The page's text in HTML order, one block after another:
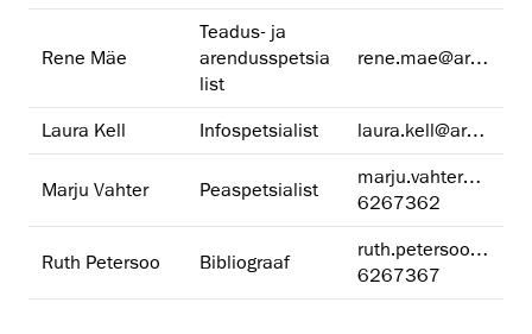
Rene Mäe
Teadus- ja
arendusspetsia
list
rene.mae@artun.ee
Laura Kell Infospetsialist laura.kell@artun.ee
Marju Vahter Peaspetsialist
marju.vahter@artun.ee
6267362
Ruth Petersoo Bibliograaf
ruth.petersoo@artun.ee
6267367